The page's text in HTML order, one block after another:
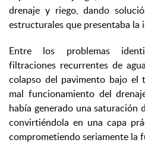
drenaje y riego, dando
estructurales que presentaba la
Entre los problemas
filtraciones recurrentes de
colapso del pavimento bajo el
mal funcionamiento del
había generado una saturación
convirtiéndola en una capa
comprometiendo seriamente la